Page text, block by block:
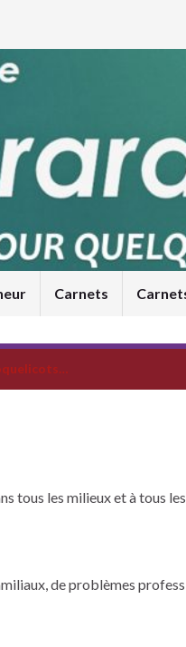
Carnets
tous les milieux et à tous
de problèmes